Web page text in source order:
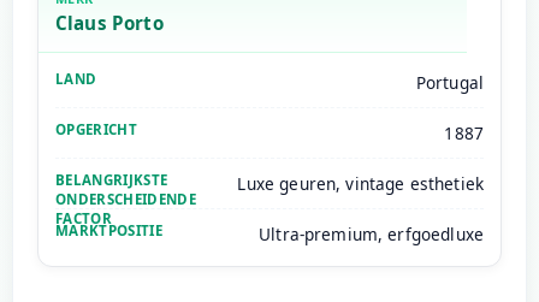
Claus Porto
Portugal
1887
Luxe geuren, vintage esthetiek
Ultra-premium, erfgoedluxe